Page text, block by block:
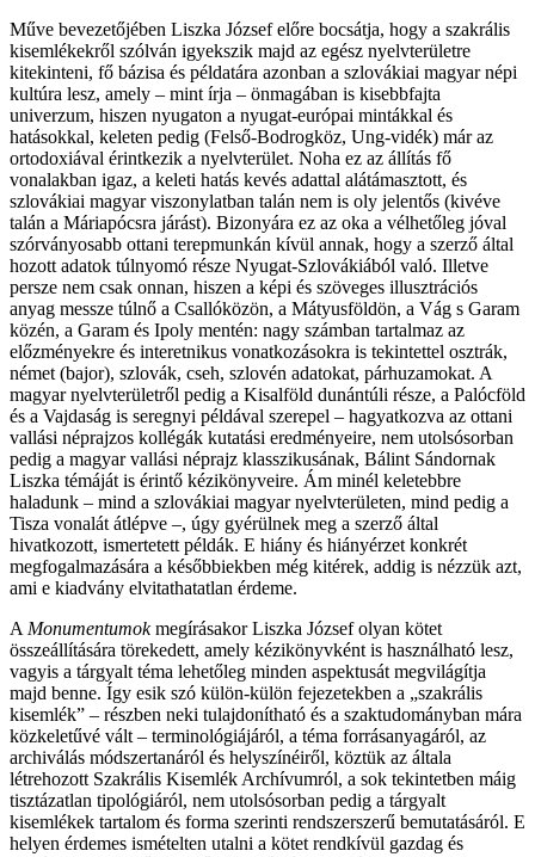
Műve bevezetőjében Liszka József előre bocsátja, hogy a szakrális
kisemlékekről szólván igyekszik majd az egész nyelvterületre
kitekinteni, fő bázisa és példatára azonban a szlovákiai magyar népi
kultúra lesz, amely – mint írja – önmagában is kisebbfajta
univerzum, hiszen nyugaton a nyugat-európai mintákkal és
hatásokkal, keleten pedig (Felső-Bodrogköz, Ung-vidék) már az
ortodoxiával érintkezik a nyelvterület. Noha ez az állítás fő
vonalakban igaz, a keleti hatás kevés adattal alátámasztott, és
szlovákiai magyar viszonylatban talán nem is oly jelentős (kivéve
talán a Máriapócsra járást). Bizonyára ez az oka a vélhetőleg jóval
szórványosabb ottani terepmunkán kívül annak, hogy a szerző által
hozott adatok túlnyomó része Nyugat-Szlovákiából való. Illetve
persze nem csak onnan, hiszen a képi és szöveges illusztrációs
anyag messze túlnő a Csallóközön, a Mátyusföldön, a Vág s Garam
közén, a Garam és Ipoly mentén: nagy számban tartalmaz az
előzményekre és interetnikus vonatkozásokra is tekintettel osztrák,
német (bajor), szlovák, cseh, szlovén adatokat, párhuzamokat. A
magyar nyelvterületről pedig a Kisalföld dunántúli része, a Palócföld
és a Vajdaság is seregnyi példával szerepel – hagyatkozva az ottani
vallási néprajzos kollégák kutatási eredményeire, nem utolsósorban
pedig a magyar vallási néprajz klasszikusának, Bálint Sándornak
Liszka témáját is érintő kézikönyveire. Ám minél keletebbre
haladunk – mind a szlovákiai magyar nyelvterületen, mind pedig a
Tisza vonalát átlépve –, úgy gyérülnek meg a szerző által
hivatkozott, ismertetett példák. E hiány és hiányérzet konkrét
megfogalmazására a későbbiekben még kitérek, addig is nézzük azt,
ami e kiadvány elvitathatatlan érdeme.
A Monumentumokmegírásakor Liszka József olyan kötet
összeállítására törekedett, amely kézikönyvként is használható lesz,
vagyis a tárgyalt téma lehetőleg minden aspektusát megvilágítja
majd benne. Így esik szó külön-külön fejezetekben a „szakrális
kisemlék” – részben neki tulajdonítható és a szaktudományban mára
közkeletűvé vált – terminológiájáról, a téma forrásanyagáról, az
archiválás módszertanáról és helyszínéiről, köztük az általa
létrehozott Szakrális Kisemlék Archívumról, a sok tekintetben máig
tisztázatlan tipológiáról, nem utolsósorban pedig a tárgyalt
kisemlékek tartalom és forma szerinti rendszerszerű bemutatásáról. E
helyen érdemes ismételten utalni a kötet rendkívül gazdag és